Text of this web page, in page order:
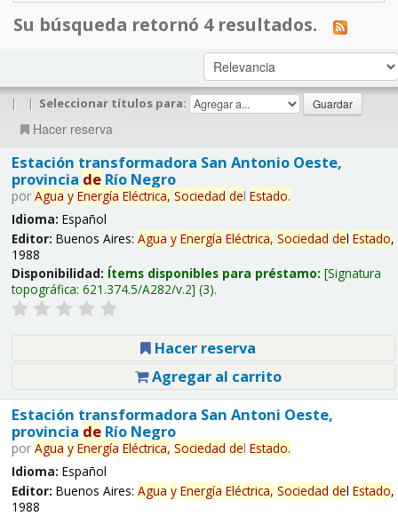
Su búsqueda retornó 4 resultados.
| | Seleccionar títulos para:
Hacer reserva
Estación transformadora San Antonio Oeste,
provincia deRío Negro
por Agua y Energía Eléctrica, Sociedad del Estado.
Idioma: Español
Editor: Buenos Aires: Agua y Energía Eléctrica, Sociedad del Estado,
1988
Disponibilidad: Ítems disponibles para préstamo: Signatura
topográfica: 621.374.5/A282/v.2 (3).
Hacer reserva
Agregar al carrito
Estación transformadora San Antoni Oeste,
provincia deRío Negro
por Agua y Energía Eléctrica, Sociedad del Estado.
Idioma: Español
Editor: Buenos Aires: Agua y Energía Eléctrica, Sociedad del Estado,
1988